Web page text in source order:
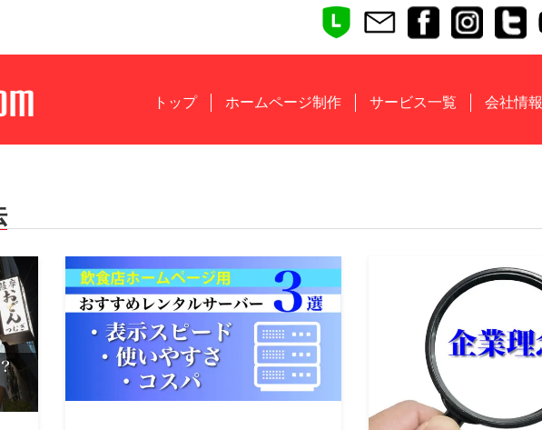
トップ ホームページ制作 サービス一覧 会社情報